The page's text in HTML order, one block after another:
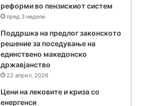
реформи во пензискиот систем
пред 3 недели
Поддршка на предлог законското
решение за поседување на
единствено македонско
државјанство
22 април, 2026
Цени на лековите и криза со
енергенси